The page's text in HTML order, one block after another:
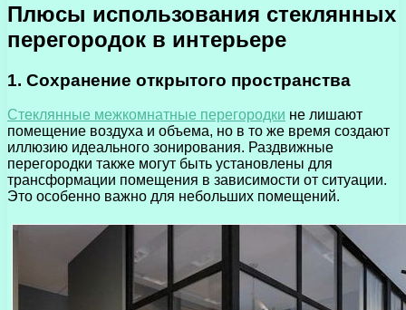
Плюсы использования стеклянных
перегородок в интерьере
1. Сохранение открытого пространства
Стеклянные межкомнатные перегородки не лишают
помещение воздуха и объема, но в то же время создают
иллюзию идеального зонирования. Раздвижные
перегородки также могут быть установлены для
трансформации помещения в зависимости от ситуации.
Это особенно важно для небольших помещений.